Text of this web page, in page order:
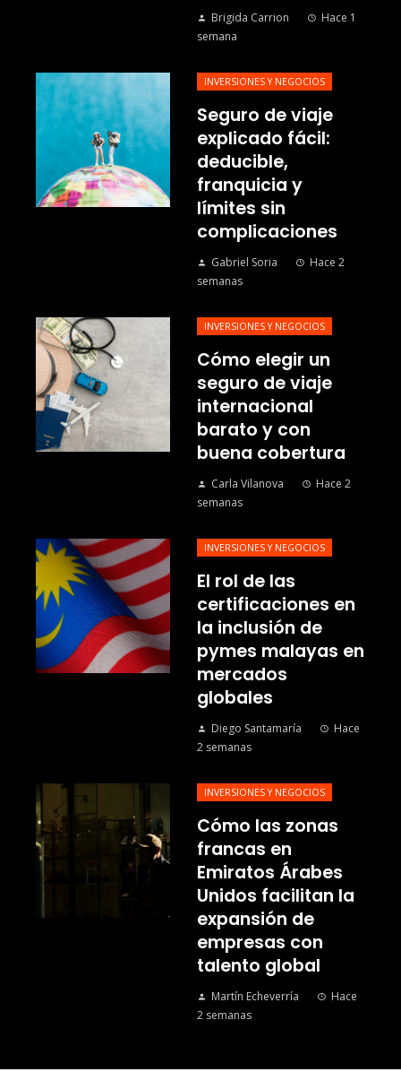
Brigida Carrion
Hace 1
semana
INVERSIONES Y NEGOCIOS
Seguro de viaje
explicado fácil:
deducible,
franquicia y
límites sin
complicaciones
Gabriel Soria
Hace 2
semanas
INVERSIONES Y NEGOCIOS
Cómo elegir un
seguro de viaje
internacional
barato y con
buena cobertura
Carla Vilanova
Hace 2
semanas
INVERSIONES Y NEGOCIOS
El rol de las
certificaciones en
la inclusión de
pymes malayas en
mercados
globales
Diego Santamaría
Hace
2 semanas
INVERSIONES Y NEGOCIOS
Cómo las zonas
francas en
Emiratos Árabes
Unidos facilitan la
expansión de
empresas con
talento global
Martín Echeverría
Hace
2 semanas